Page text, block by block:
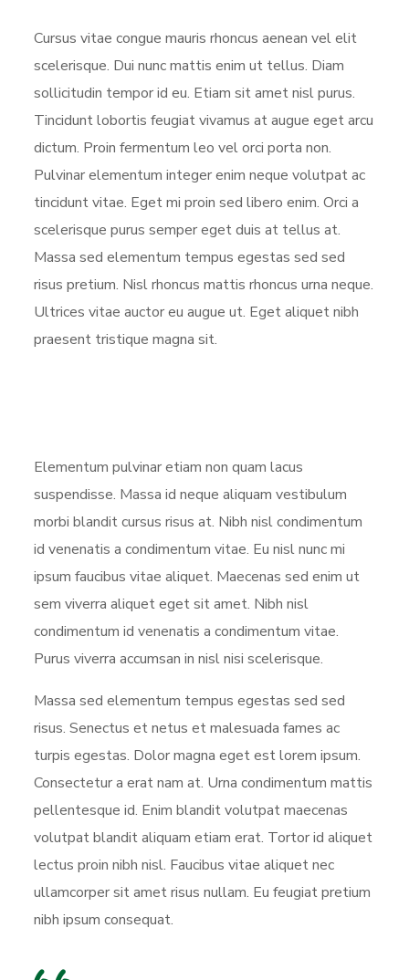
Cursus vitae congue mauris rhoncus aenean vel elit
scelerisque. Dui nunc mattis enim ut tellus. Diam
sollicitudin tempor id eu. Etiam sit amet nisl purus.
Tincidunt lobortis feugiat vivamus at augue eget arcu
dictum. Proin fermentum leo vel orci porta non.
Pulvinar elementum integer enim neque volutpat ac
tincidunt vitae. Eget mi proin sed libero enim. Orci a
scelerisque purus semper eget duis at tellus at.
Massa sed elementum tempus egestas sed sed
risus pretium. Nisl rhoncus mattis rhoncus urna neque.
Ultrices vitae auctor eu augue ut. Eget aliquet nibh
praesent tristique magna sit.
Elementum pulvinar etiam non quam lacus
suspendisse. Massa id neque aliquam vestibulum
morbi blandit cursus risus at. Nibh nisl condimentum
id venenatis a condimentum vitae. Eu nisl nunc mi
ipsum faucibus vitae aliquet. Maecenas sed enim ut
sem viverra aliquet eget sit amet. Nibh nisl
condimentum id venenatis a condimentum vitae.
Purus viverra accumsan in nisl nisi scelerisque.
Massa sed elementum tempus egestas sed sed
risus. Senectus et netus et malesuada fames ac
turpis egestas. Dolor magna eget est lorem ipsum.
Consectetur a erat nam at. Urna condimentum mattis
pellentesque id. Enim blandit volutpat maecenas
volutpat blandit aliquam etiam erat. Tortor id aliquet
lectus proin nibh nisl. Faucibus vitae aliquet nec
ullamcorper sit amet risus nullam. Eu feugiat pretium
nibh ipsum consequat.